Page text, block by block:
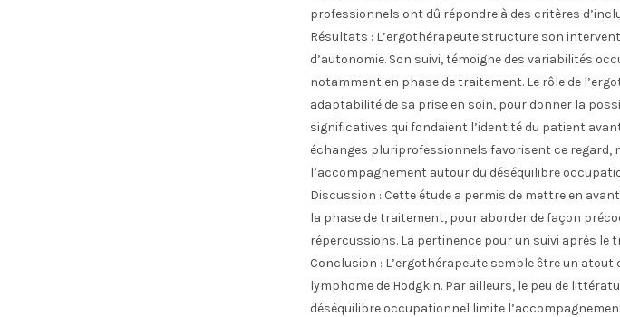
professionnels ont dû répondre à des critères
Résultats : L’ergothérapeute structure son
d’autonomie. Son suivi, témoigne des variabilités
notamment en phase de traitement. Le rôle de
adaptabilité de sa prise en soin, pour donner la
significatives qui fondaient l’identité du patient
échanges pluriprofessionnels favorisent ce
l’accompagnement autour du déséquilibre
Discussion : Cette étude a permis de mettre en
la phase de traitement, pour aborder de façon
répercussions. La pertinence pour un suivi après le
Conclusion : L’ergothérapeute semble être un
lymphome de Hodgkin. Par ailleurs, le peu de
déséquilibre occupationnel limite